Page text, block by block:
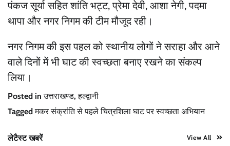
पंकज सूर्या सहित शांति भट्ट, प्रेमा देवी, आशा नेगी, पदमा
थापा और नगर निगम की टीम मौजूद रही।
नगर निगम की इस पहल को स्थानीय लोगों ने सराहा और आने
वाले दिनों में भी घाट की स्वच्छता बनाए रखने का संकल्प
लिया।
Posted inउत्तराखण्ड,हल्द्वानी
Taggedमकर संक्रांति से पहले चित्रशिला घाट पर स्वच्छता अभियान
लेटैस्ट खबरें View All